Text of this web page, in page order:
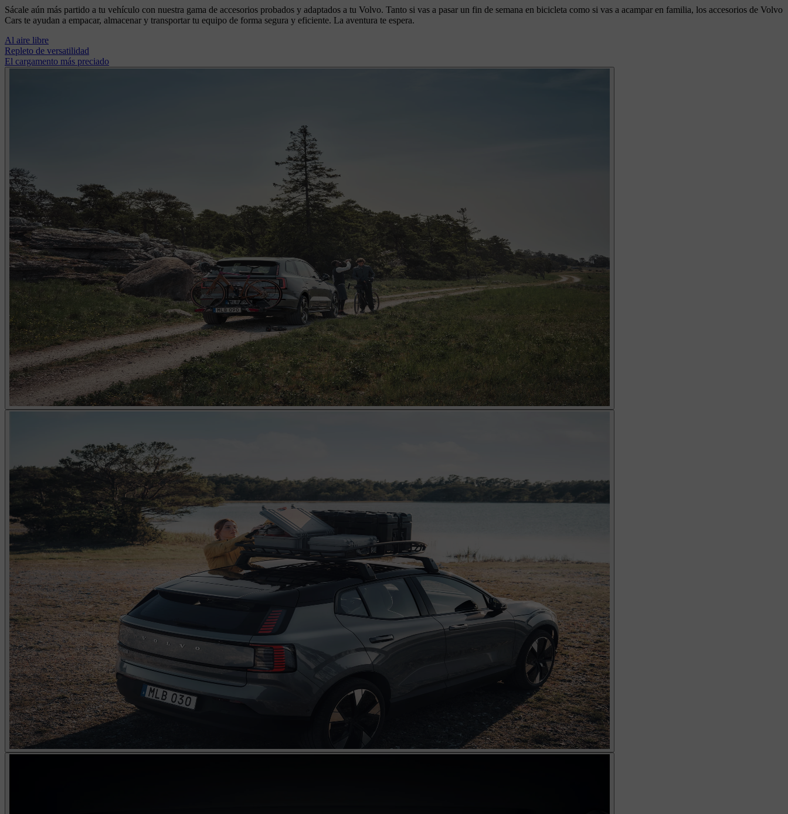
Sácale aún más partido a tu vehículo con nuestra gama de accesorios probados y adaptados a tu Volvo. Tanto si vas a pasar un fin de semana en bicicleta como si vas a acampar en familia, los accesorios de Volvo
Cars te ayudan a empacar, almacenar y transportar tu equipo de forma segura y eficiente. La aventura te espera.
Al aire libre
Repleto de versatilidad
El cargamento más preciado